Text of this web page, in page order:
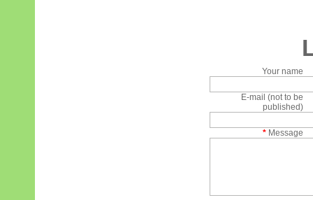
Your name
E-mail (not to be
published)
* Message